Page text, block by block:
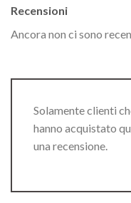
Recensioni
Ancora non ci sono
Solamente clienti
hanno acquistato
una recensione.